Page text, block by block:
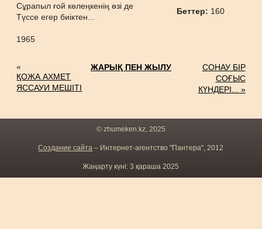
Сұрапыл ғой көлеңкенің өзі де
Түссе егер биіктен...
1965
Беттер: 160
«
ҚОЖА АХМЕТ
ЯССАУИ МЕШІТІ
ЖАРЫҚ ПЕН ЖЫЛУ
СОНАУ БІР
СОҒЫС
КҮНДЕРІ... »
© zhumeken.kz, 2025
Создание сайта – Интернет-агентство "Пантера", 2012
Жаңарту күні: 3 қараша 2025